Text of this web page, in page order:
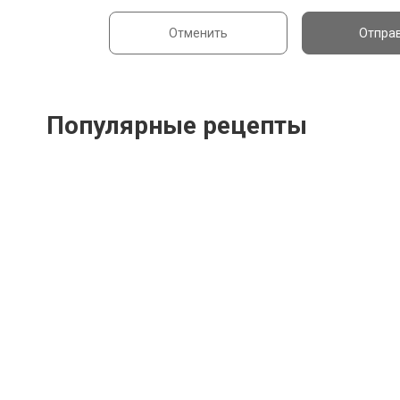
Отменить
Популярные рецепты